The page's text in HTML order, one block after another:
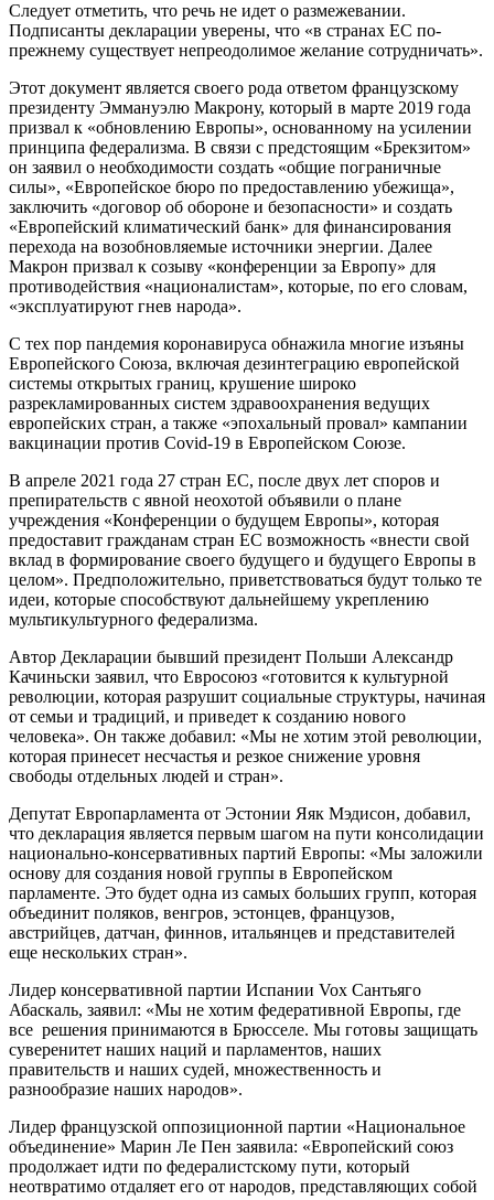
Следует отметить, что речь не идет о размежевании.
Подписанты декларации уверены, что «в странах ЕС по-
прежнему существует непреодолимое желание сотрудничать».
Этот документ является своего рода ответом французскому
президенту Эммануэлю Макрону, который в марте 2019 года
призвал к «обновлению Европы», основанному на усилении
принципа федерализма. В связи с предстоящим «Брекзитом»
он заявил о необходимости создать «общие пограничные
силы», «Европейское бюро по предоставлению убежища»,
заключить «договор об обороне и безопасности» и создать
«Европейский климатический банк» для финансирования
перехода на возобновляемые источники энергии. Далее
Макрон призвал к созыву «конференции за Европу» для
противодействия «националистам», которые, по его словам,
«эксплуатируют гнев народа».
С тех пор пандемия коронавируса обнажила многие изъяны
Европейского Союза, включая дезинтеграцию европейской
системы открытых границ, крушение широко
разрекламированных систем здравоохранения ведущих
европейских стран, а также «эпохальный провал» кампании
вакцинации против Covid-19 в Европейском Союзе.
В апреле 2021 года 27 стран ЕС, после двух лет споров и
препирательств с явной неохотой объявили о плане
учреждения «Конференции о будущем Европы», которая
предоставит гражданам стран ЕС возможность «внести свой
вклад в формирование своего будущего и будущего Европы в
целом». Предположительно, приветствоваться будут только те
идеи, которые способствуют дальнейшему укреплению
мультикультурного федерализма.
Автор Декларации бывший президент Польши Александр
Качиньски заявил, что Евросоюз «готовится к культурной
революции, которая разрушит социальные структуры, начиная
от семьи и традиций, и приведет к созданию нового
человека». Он также добавил: «Мы не хотим этой революции,
которая принесет несчастья и резкое снижение уровня
свободы отдельных людей и стран».
Депутат Европарламента от Эстонии Яяк Мэдисон, добавил,
что декларация является первым шагом на пути консолидации
национально-консервативных партий Европы: «Мы заложили
основу для создания новой группы в Европейском
парламенте. Это будет одна из самых больших групп, которая
объединит поляков, венгров, эстонцев, французов,
австрийцев, датчан, финнов, итальянцев и представителей
еще нескольких стран».
Лидер консервативной партии Испании Vox Сантьяго
Абаскаль, заявил: «Мы не хотим федеративной Европы, где
все решения принимаются в Брюсселе. Мы готовы защищать
суверенитет наших наций и парламентов, наших
правительств и наших судей, множественность и
разнообразие наших народов».
Лидер французской оппозиционной партии «Национальное
объединение» Марин Ле Пен заявила: «Европейский союз
продолжает идти по федералистскому пути, который
неотвратимо отдаляет его от народов, представляющих собой